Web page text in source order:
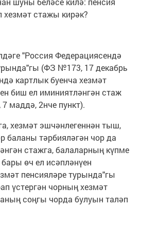
хезмәт стажы кирәк?
"Россия Федерациясендә
(ФЗ №173, 17 декабрь
картлык буенча хезмәт
биш ел иминиятләнгән стаж
маддә, 2нче пункт).
хезмәт эшчәнлегеннән тыш,
баланы тәрбияләгән чор да
стажга, балаларның күпме
өч ел исәпләнүен
пенсияләре турында"гы
үстергән чорның хезмәт
соңгы чорда булуын таләп